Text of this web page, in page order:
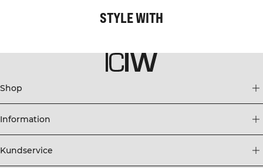
STYLE WITH
Shop
Information
Kundservice